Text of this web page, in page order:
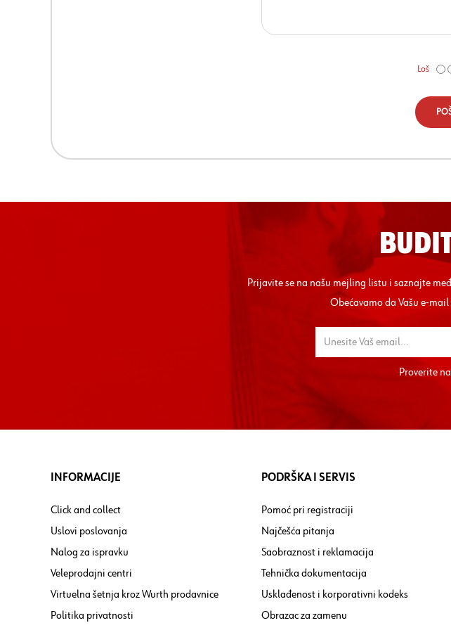
Loš
Prijavite se na našu mejling listu i saznajte
Obećavamo da Vašu e-
Proverite
INFORMACIJE
Click and collect
Uslovi poslovanja
Nalog za ispravku
Veleprodajni centri
Virtuelna šetnja kroz Wurth prodavnice
Politika privatnosti
PODRŠKA I SERVIS
Pomoć pri registraciji
Najčešća pitanja
Saobraznost i reklamacija
Tehnička dokumentacija
Usklađenost i korporativni kodeks
Obrazac za zamenu